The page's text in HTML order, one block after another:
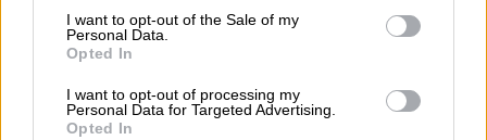
consent section.
I want to opt-out of the Sale of my
Personal Data.
Opted In
I want to opt-out of processing my
Personal Data for Targeted Advertising.
Opted In
Διαπιστώθηκε ότι η Aylo
φιλοξενούσε
βίντεο και δεχόταν πληρωμές από την
GirlsDoPorn, μια εταιρεία παραγωγής ταινιών
ενηλίκων που έχει πλέον καταργηθεί, οι